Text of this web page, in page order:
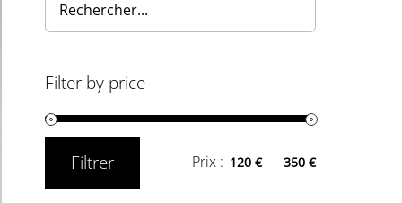
Filter by price
Filtrer Prix : 120 €— 350 €